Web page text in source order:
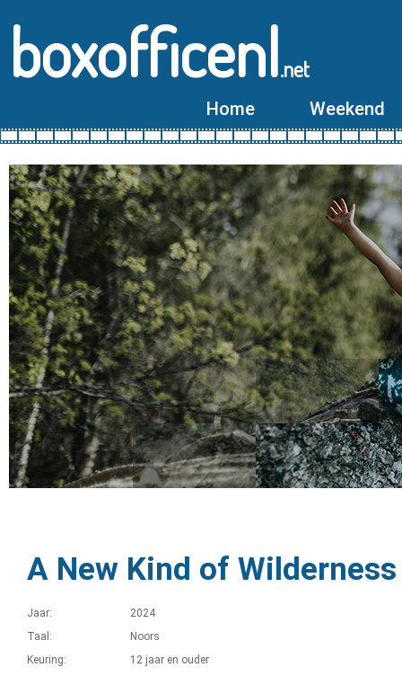
boxofficenl.net
Home Weekend
A New Kind of Wilderness
Jaar:
2024
Taal:
Noors
Keuring:
12 jaar en ouder